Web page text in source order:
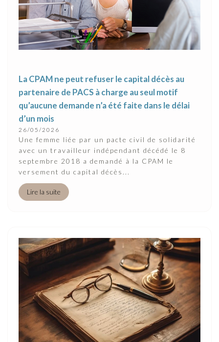
La CPAM ne peut refuser le capital décès au
partenaire de PACS à charge au seul motif
qu’aucune demande n’a été faite dans le délai
d’un mois
26/05/2026
Une femme liée par un pacte civil de solidarité
avec un travailleur indépendant décédé le 8
septembre 2018 a demandé à la CPAM le
versement du capital décès...
Lire la suite